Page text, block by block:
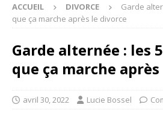
ACCUEIL DIVORCE
Garde
que ça marche après le divorce
Garde alternée : les
que ça marche
avril 30, 2022 Lucie Bossel